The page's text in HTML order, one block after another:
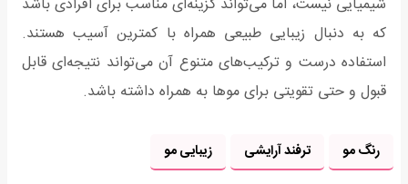
که به دنبال زیبایی طبیعی همراه با کمترین آسیب هستند.
استفاده درست و ترکیب‌های متنوع آن می‌تواند نتیجه‌ای قابل
قبول و حتی تقویتی برای موها به همراه داشته باشد.
رنگ مو ترفند آرایشی زیبایی مو